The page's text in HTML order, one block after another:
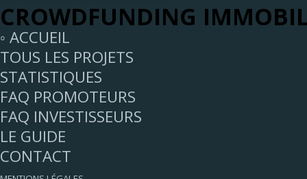
CROWDFUNDING
◦ ACCUEIL
TOUS LES PROJETS
STATISTIQUES
FAQ PROMOTEURS
FAQ INVESTISSEURS
LE GUIDE
CONTACT